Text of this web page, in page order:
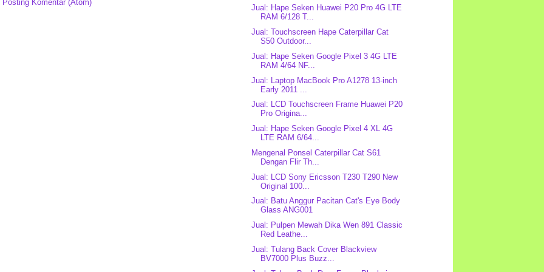
Posting Komentar (Atom)
Jual: Hape Seken Huawei P20 Pro 4G LTE
RAM 6/128 T...
Jual: Touchscreen Hape Caterpillar Cat
S50 Outdoor...
Jual: Hape Seken Google Pixel 3 4G LTE
RAM 4/64 NF...
Jual: Laptop MacBook Pro A1278 13-inch
Early 2011 ...
Jual: LCD Touchscreen Frame Huawei P20
Pro Origina...
Jual: Hape Seken Google Pixel 4 XL 4G
LTE RAM 6/64...
Mengenal Ponsel Caterpillar Cat S61
Dengan Flir Th...
Jual: LCD Sony Ericsson T230 T290 New
Original 100...
Jual: Batu Anggur Pacitan Cat's Eye Body
Glass ANG001
Jual: Pulpen Mewah Dika Wen 891 Classic
Red Leathe...
Jual: Tulang Back Cover Blackview
BV7000 Plus Buzz...